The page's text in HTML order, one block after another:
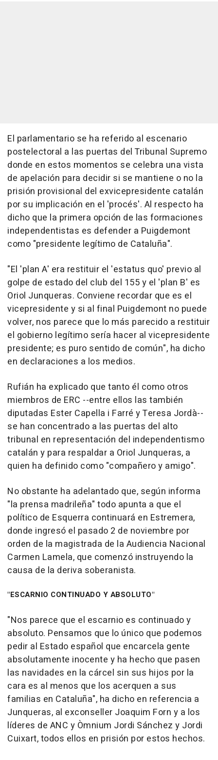
El parlamentario se ha referido al escenario
postelectoral a las puertas del Tribunal Supremo
donde en estos momentos se celebra una vista
de apelación para decidir si se mantiene o no la
prisión provisional del exvicepresidente catalán
por su implicación en el 'procés'. Al respecto ha
dicho que la primera opción de las formaciones
independentistas es defender a Puigdemont
como "presidente legítimo de Cataluña".
"El 'plan A' era restituir el 'estatus quo' previo al
golpe de estado del club del 155 y el 'plan B' es
Oriol Junqueras. Conviene recordar que es el
vicepresidente y si al final Puigdemont no puede
volver, nos parece que lo más parecido a restituir
el gobierno legítimo sería hacer al vicepresidente
presidente; es puro sentido de común", ha dicho
en declaraciones a los medios.
Rufián ha explicado que tanto él como otros
miembros de ERC --entre ellos las también
diputadas Ester Capella i Farré y Teresa Jordà--
se han concentrado a las puertas del alto
tribunal en representación del independentismo
catalán y para respaldar a Oriol Junqueras, a
quien ha definido como "compañero y amigo".
No obstante ha adelantado que, según informa
"la prensa madrileña" todo apunta a que el
político de Esquerra continuará en Estremera,
donde ingresó el pasado 2 de noviembre por
orden de la magistrada de la Audiencia Nacional
Carmen Lamela, que comenzó instruyendo la
causa de la deriva soberanista.
"ESCARNIO CONTINUADO Y ABSOLUTO"
"Nos parece que el escarnio es continuado y
absoluto. Pensamos que lo único que podemos
pedir al Estado español que encarcela gente
absolutamente inocente y ha hecho que pasen
las navidades en la cárcel sin sus hijos por la
cara es al menos que los acerquen a sus
familias en Cataluña", ha dicho en referencia a
Junqueras, al exconseller Joaquim Forn y a los
líderes de ANC y Òmnium Jordi Sánchez y Jordi
Cuixart, todos ellos en prisión por estos hechos.